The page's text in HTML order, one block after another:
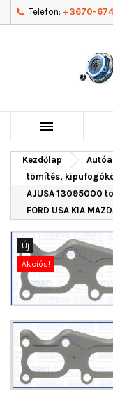
Telefon: +3670-

Kezdőlap
tömítés,
AJUSA 13095000
FORD USA KIA
Új
Akciós!